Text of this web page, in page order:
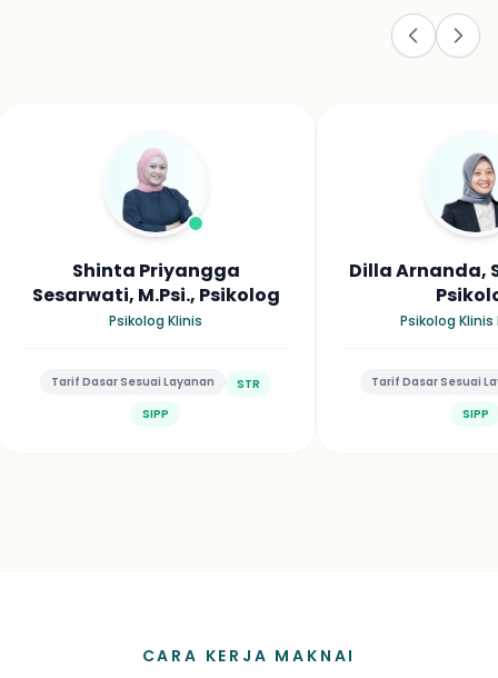
Dilla Arnanda, S.Psi., M.Psi.,
Psikolog
Psikolog Klinis Dewasa
Tarif Dasar Sesuai Layanan
STR
SIPP
Mohammad
Khaeranu,
Psikolog
Psikolog
Tarif Dasar Sesuai
SIPP
CARA KERJA MAKNAI